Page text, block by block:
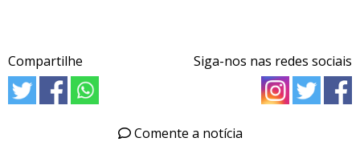
Compartilhe Siga-nos nas redes sociais
Comente a notícia